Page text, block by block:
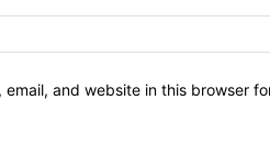
email, and website in this browser